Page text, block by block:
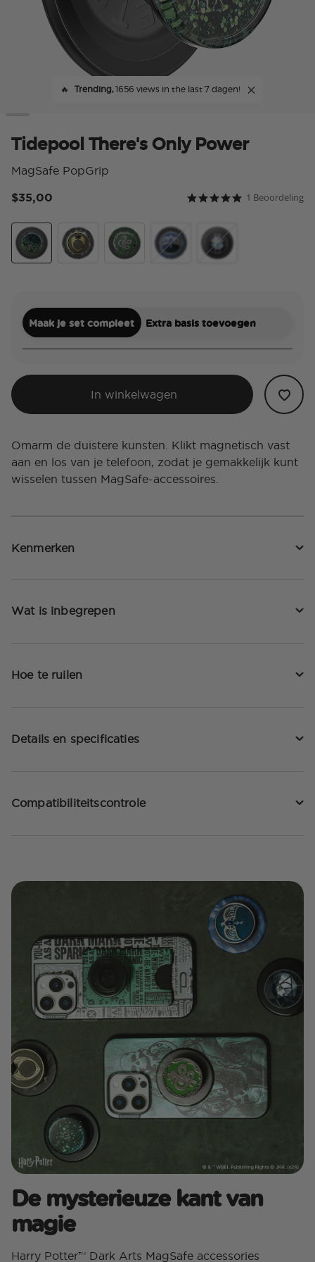
🔥 Trending,1656 views in the last 7 dagen!
Tidepool There's Only Power
MagSafe PopGrip
4,1 van 5
5.0 star rating1 Beoordeling
$35,00
Maak je set compleet Extra basis toevoegen
In winkelwagen
Omarm de duistere kunsten. Klikt magnetisch vast
aan en los van je telefoon, zodat je gemakkelijk kunt
wisselen tussen MagSafe-accessoires.
Kenmerken
Wat is inbegrepen
Hoe te ruilen
Details en specificaties
Compatibiliteitscontrole
De mysterieuze kant van
magie
Harry Potter™ Dark Arts MagSafe accessories